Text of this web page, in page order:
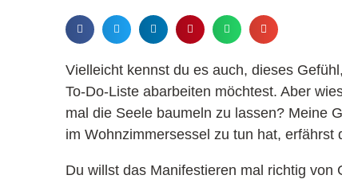
Vielleicht kennst du es auch, dieses
To-Do-Liste abarbeiten möchtest. Aber
mal die Seele baumeln zu lassen? Meine
im Wohnzimmersessel zu tun hat, erfährst
Du willst das Manifestieren mal richtig